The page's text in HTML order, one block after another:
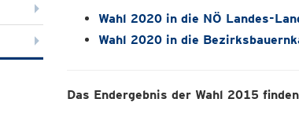
Wahl 2020 in die NÖ Landes-
Wahl 2020 in die
Das Endergebnis der Wahl 2015